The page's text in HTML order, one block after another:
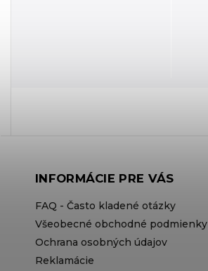
INFORMÁCIE PRE VÁS
FAQ - Často kladené otázky
Všeobecné obchodné podmienky
Ochrana osobných údajov
Reklamácie